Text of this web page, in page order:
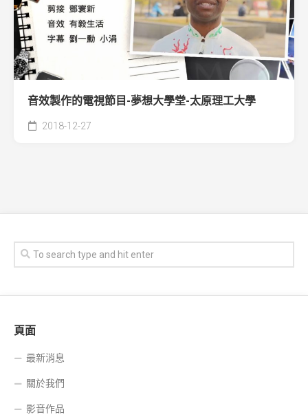
音效製作的電視節目-夢想大學堂-太原理工大學
2018-12-27
頁面
最新消息
關於我們
影音作品